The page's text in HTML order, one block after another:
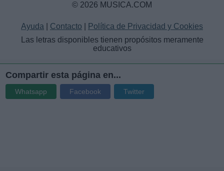
© 2026 MUSICA.COM
Ayuda Contacto
Política de Privacidad y Cookies
Las letras disponibles tienen propósitos meramente
educativos
Compartir esta página en...
Whatsapp Facebook Twitter